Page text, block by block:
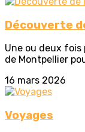
Découverte
Une ou deux fois
de Montpellier
16 mars 2026
Voyages